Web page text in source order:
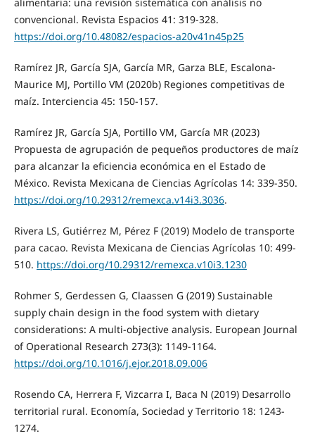
convencional. Revista Espacios 41: 319-328.
https://doi.org/10.48082/espacios-a20v41n45p25
Ramírez JR, García SJA, García MR, Garza BLE, Escalona-
Maurice MJ, Portillo VM (2020b) Regiones competitivas de
maíz. Interciencia 45: 150-157.
Ramírez JR, García SJA, Portillo VM, García MR (2023)
Propuesta de agrupación de pequeños productores de maíz
para alcanzar la eficiencia económica en el Estado de
México. Revista Mexicana de Ciencias Agrícolas 14: 339-350.
https://doi.org/10.29312/remexca.v14i3.3036.
Rivera LS, Gutiérrez M, Pérez F (2019) Modelo de transporte
para cacao. Revista Mexicana de Ciencias Agrícolas 10: 499-
510. https://doi.org/10.29312/remexca.v10i3.1230
Rohmer S, Gerdessen G, Claassen G (2019) Sustainable
supply chain design in the food system with dietary
considerations: A multi-objective analysis. European Journal
of Operational Research 273(3): 1149-1164.
https://doi.org/10.1016/j.ejor.2018.09.006
Rosendo CA, Herrera F, Vizcarra I, Baca N (2019) Desarrollo
territorial rural. Economía, Sociedad y Territorio 18: 1243-
1274.